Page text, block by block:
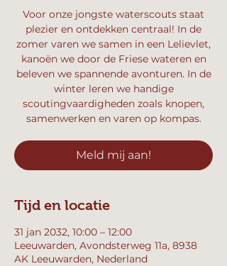
Voor onze jongste waterscouts staat
plezier en ontdekken centraal! In de
zomer varen we samen in een Lelievlet,
kanoën we door de Friese wateren en
beleven we spannende avonturen. In de
winter leren we handige
scoutingvaardigheden zoals knopen,
samenwerken en varen op kompas.
Meld mij aan!
Tijd en locatie
31 jan 2032, 10:00 – 12:00
Leeuwarden, Avondsterweg 11a, 8938
AK Leeuwarden, Nederland